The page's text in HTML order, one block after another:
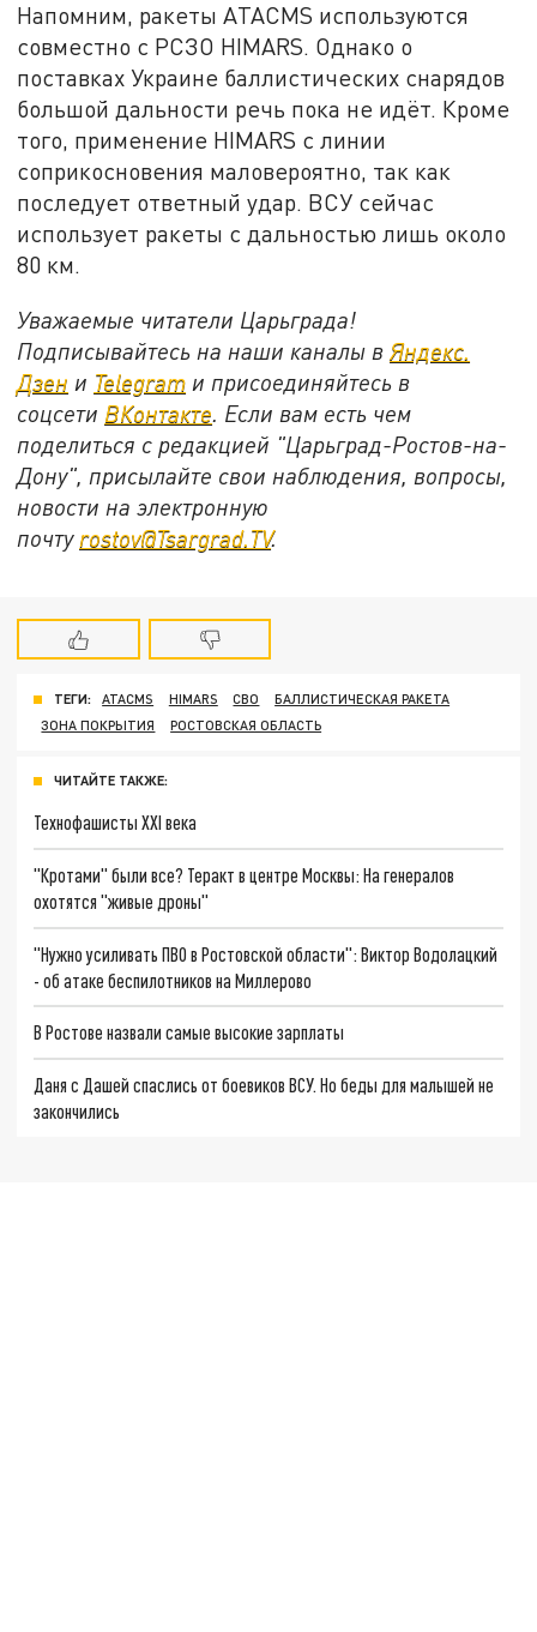
Напомним, ракеты АTACMS используются
совместно с РСЗО HIMARS. Однако о
поставках Украине баллистических снарядов
большой дальности речь пока не идёт. Кроме
того, применение HIMARS с линии
соприкосновения маловероятно, так как
последует ответный удар. ВСУ сейчас
использует ракеты с дальностью лишь около
80 км.
Уважаемые читатели Царьграда!
Подписывайтесь на наши каналы вЯндекс.
Дзен и Telegram и присоединяйтесь в
соцсети ВКонтакте. Если вам есть чем
поделиться с редакцией "Царьград-Ростов-на-
Дону", присылайте свои наблюдения, вопросы,
новости на электронную
почту rostov@Tsargrad.ТV.
ТЕГИ: ATACMS HIMARS СВО
БАЛЛИСТИЧЕСКАЯ РАКЕТА
ЗОНА ПОКРЫТИЯ
РОСТОВСКАЯ ОБЛАСТЬ
ЧИТАЙТЕ ТАКЖЕ:
Технофашисты XXI века
"Кротами" были все? Теракт в центре Москвы: На генералов
охотятся "живые дроны"
"Нужно усиливать ПВО в Ростовской области": Виктор Водолацкий
- об атаке беспилотников на Миллерово
В Ростове назвали самые высокие зарплаты
Даня с Дашей спаслись от боевиков ВСУ. Но беды для малышей не
закончились